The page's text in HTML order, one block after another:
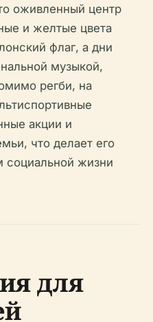
оживленный центр
и желтые цвета
флаг, а дни
музыкой,
регби, на
акции и
что делает его
социальной жизни
для